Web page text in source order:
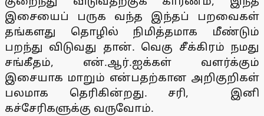
இசையைப் பருக வந்த இந்தப் பறவைகள்
தங்களது தொழில் நிமித்தமாக மீண்டும்
பறந்து விடுவது தான். வெகு சீக்கிரம் நமது
சங்கீதம், என்.ஆர்.ஐக்கள் வளர்க்கும்
இசையாக மாறும் என்பதற்கான அறிகுறிகள்
பலமாக தெரிகின்றது. சரி, இனி
கச்சேரிகளுக்கு வருவோம்.